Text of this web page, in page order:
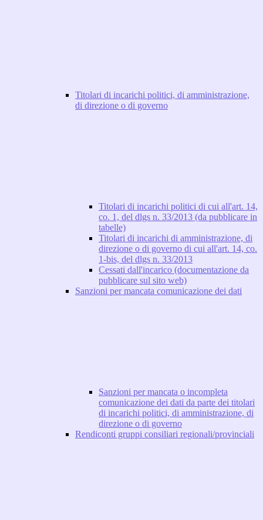
Titolari di incarichi politici, di amministrazione,
di direzione o di governo
Titolari di incarichi politici di cui all'art. 14,
co. 1, del dlgs n. 33/2013 (da pubblicare in
tabelle)
Titolari di incarichi di amministrazione, di
direzione o di governo di cui all'art. 14, co.
1-bis, del dlgs n. 33/2013
Cessati dall'incarico (documentazione da
pubblicare sul sito web)
Sanzioni per mancata comunicazione dei dati
Sanzioni per mancata o incompleta
comunicazione dei dati da parte dei titolari
di incarichi politici, di amministrazione, di
direzione o di governo
Rendiconti gruppi consiliari regionali/provinciali